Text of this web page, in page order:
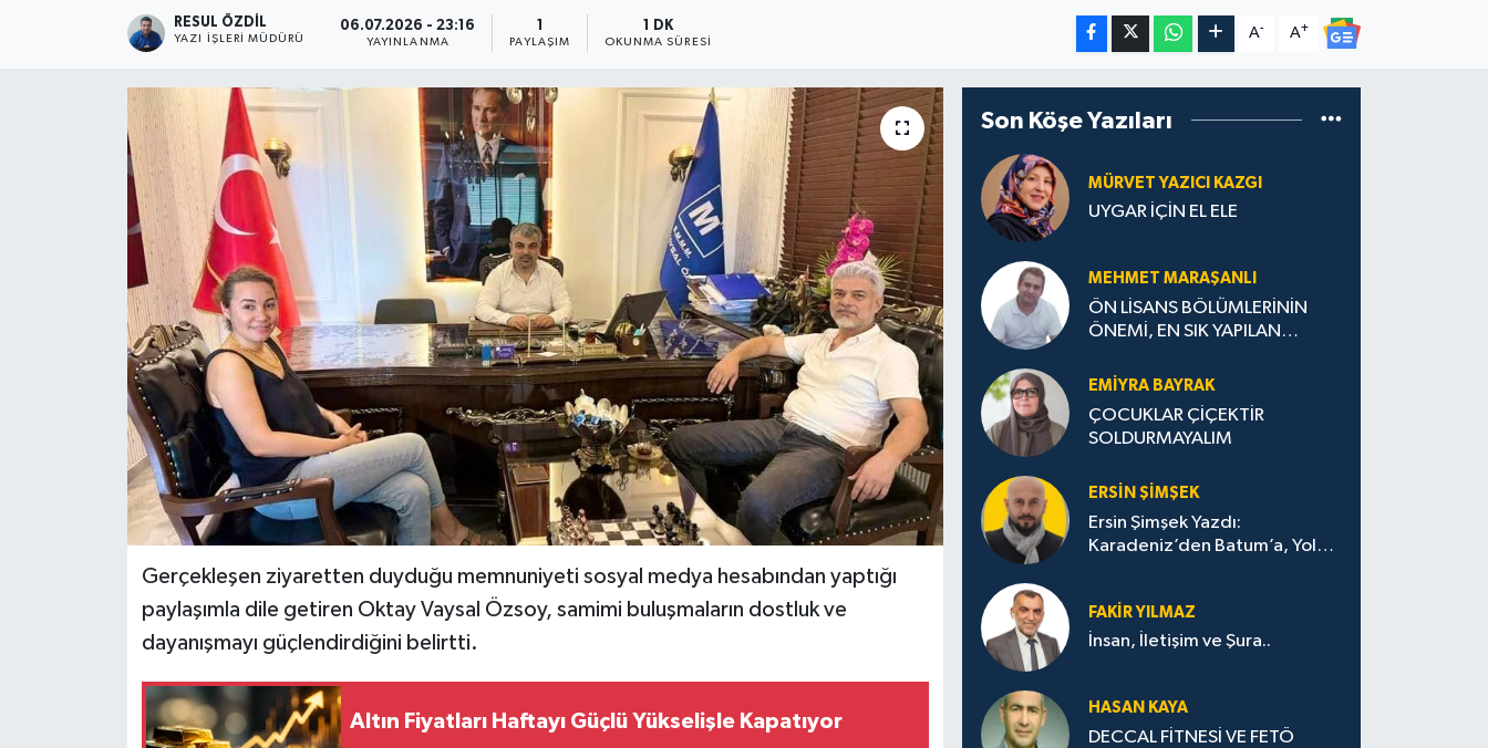
RESUL ÖZDIL
YAZI İŞLERI MÜDÜRÜ
06.07.2026 - 23:16
YAYINLANMA
1
PAYLAŞIM
1 DK
OKUNMA SÜRESI
A- A+
Gerçekleşen ziyaretten duyduğu memnuniyeti sosyal medya hesabından yaptığı
paylaşımla dile getiren Oktay Vaysal Özsoy, samimi buluşmaların dostluk ve
dayanışmayı güçlendirdiğini belirtti.
Altın Fiyatları Haftayı Güçlü Yükselişle Kapatıyor
Son Köşe Yazıları
MÜRVET YAZICI KAZGI
UYGAR İÇİN EL ELE
MEHMET MARAŞANLI
ÖN LİSANS BÖLÜMLERİNİN
ÖNEMİ, EN SIK YAPILAN
STRATEJİLERİ
EMIYRA BAYRAK
ÇOCUKLAR ÇİÇEKTİR
SOLDURMAYALIM
ERSIN ŞIMŞEK
Ersin Şimşek Yazdı:
Karadeniz’den Batum’a, Yolun
FAKIR YILMAZ
İnsan, İletişim ve Şura..
HASAN KAYA
DECCAL FİTNESİ VE FETÖ
RESMİ İLANLAR
Haber Arşivi